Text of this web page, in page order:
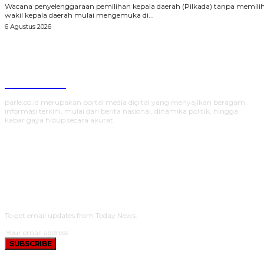
Wacana penyelenggaraan pemilihan kepala daerah (Pilkada) tanpa
wakil kepala daerah mulai mengemuka di...
6 Agustus 2026
parle.co.id merupakan portal media digital yang menyajikan beragam
informasi terkini, mulai dari berita nasional, dinamika politik, hingga
kabar gaya hidup secara akurat.
To get email updates from Today News.
SUBSCRIBE